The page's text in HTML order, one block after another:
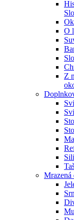
O
Z